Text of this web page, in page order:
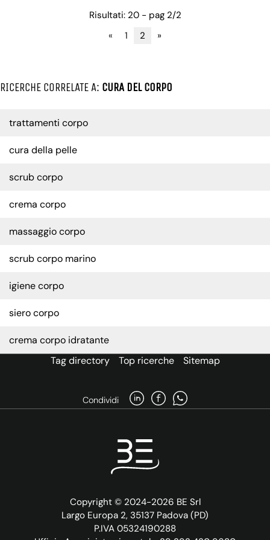
Risultati: 20 - pag 2/2
«
1 2 »
RICERCHE CORRELATE A: CURA DEL CORPO
trattamenti corpo
cura della pelle
scrub corpo
crema corpo
massaggio corpo
scrub corpo marino
igiene corpo
siero corpo
crema corpo idratante
Tag directory
Top ricerche Sitemap
Condividi
Copyright © 2024-2026 BE Srl
Largo Europa 2, 35137 Padova (PD)
P.IVA 05324190288